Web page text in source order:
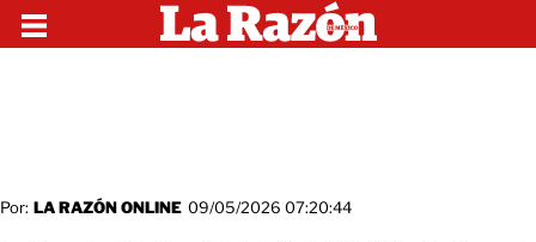
Por: LA RAZÓN ONLINE 09/05/2026 07:20:44